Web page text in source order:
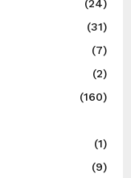
(24)
(31)
(7)
(2)
(160)
(1)
(9)